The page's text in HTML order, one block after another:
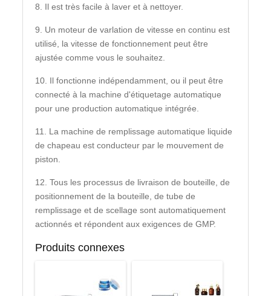
8. Il est très facile à laver et à nettoyer.
9. Un moteur de varlation de vitesse en continu est
utilisé, la vitesse de fonctionnement peut être
ajustée comme vous le souhaitez.
10. Il fonctionne indépendamment, ou il peut être
connecté à la machine d'étiquetage automatique
pour une production automatique intégrée.
11. La machine de remplissage automatique liquide
de chapeau est conducteur par le mouvement de
piston.
12. Tous les processus de livraison de bouteille, de
positionnement de la bouteille, de tube de
remplissage et de scellage sont automatiquement
actionnés et répondent aux exigences de GMP.
Produits connexes